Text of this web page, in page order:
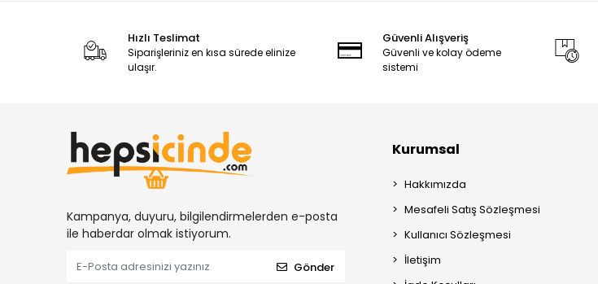
Hızlı Teslimat
Siparişleriniz en kısa sürede elinize
ulaşır.
Güvenli Alışveriş
Güvenli ve kolay ödeme
sistemi
Kampanya, duyuru, bilgilendirmelerden e-posta
ile haberdar olmak istiyorum.
Gönder
Kurumsal
Hakkımızda
Mesafeli Satış Sözleşmesi
Kullanıcı Sözleşmesi
İletişim